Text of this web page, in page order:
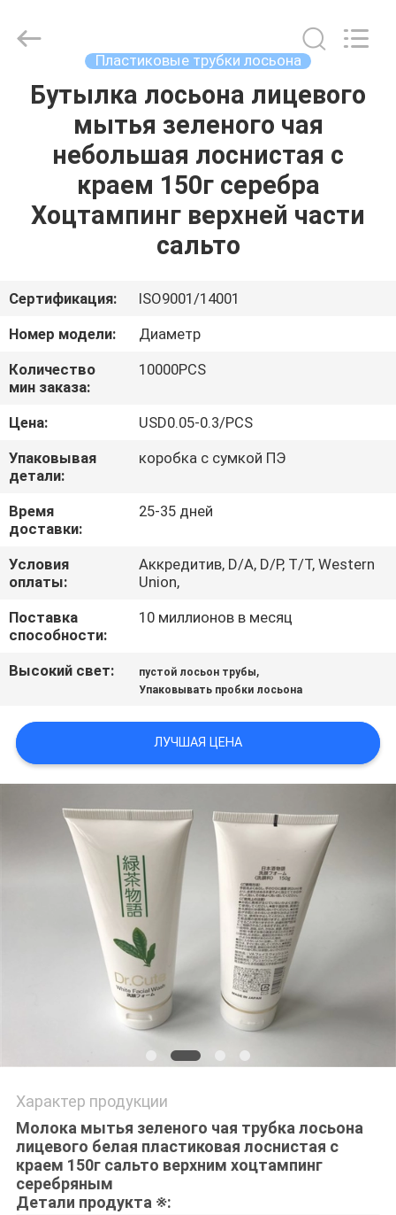
ДОМ
ПРОДУКТЫ
ПУТЕШЕСТВИЕ
ФАБРИКИ
ПРОВЕРКА
КАЧЕСТВА
СВЯЖИТЕСЬ
МЫ
СПРОСИТЕ
ЦИТАТУ
COMPANY
NEWS
КАРТА
САЙТА
PRIVACY
POLICY
TUBES(SHANG
HAI)CO.,LTD.
Пластиковые трубки лосьона
Бутылка лосьона лицевого
мытья зеленого чая
небольшая лоснистая с
краем 150г серебра
Хоцтампинг верхней части
сальто
Сертификация:
ISO9001/14001
Номер модели:
Диаметр
Количество
мин заказа:
10000PCS
Цена:
USD0.05-0.3/PCS
Упаковывая
детали:
коробка с сумкой ПЭ
Время
доставки:
25-35 дней
Условия
оплаты:
Аккредитив, D/A, D/P, T/T, Western
Union,
Поставка
способности:
10 миллионов в месяц
Высокий свет: пустой лосьон трубы,
Упаковывать пробки лосьона
ЛУЧШАЯ ЦЕНА
Характер продукции
Молока мытья зеленого чая трубка лосьона
лицевого белая пластиковая лоснистая с
краем 150г сальто верхним хоцтампинг
серебряным
Детали продукта ※: